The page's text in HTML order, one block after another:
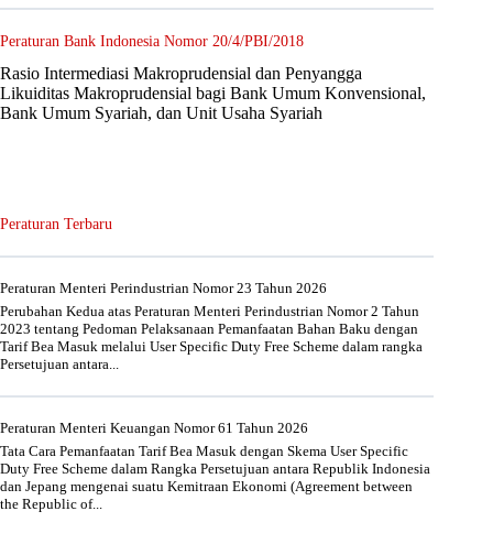
Peraturan Bank Indonesia Nomor 20/4/PBI/2018
Rasio Intermediasi Makroprudensial dan Penyangga
Likuiditas Makroprudensial bagi Bank Umum Konvensional,
Bank Umum Syariah, dan Unit Usaha Syariah
Peraturan Terbaru
Peraturan Menteri Perindustrian Nomor 23 Tahun 2026
Perubahan Kedua atas Peraturan Menteri Perindustrian Nomor 2 Tahun
2023 tentang Pedoman Pelaksanaan Pemanfaatan Bahan Baku dengan
Tarif Bea Masuk melalui User Specific Duty Free Scheme dalam rangka
Persetujuan antara...
Peraturan Menteri Keuangan Nomor 61 Tahun 2026
Tata Cara Pemanfaatan Tarif Bea Masuk dengan Skema User Specific
Duty Free Scheme dalam Rangka Persetujuan antara Republik Indonesia
dan Jepang mengenai suatu Kemitraan Ekonomi (Agreement between
the Republic of...